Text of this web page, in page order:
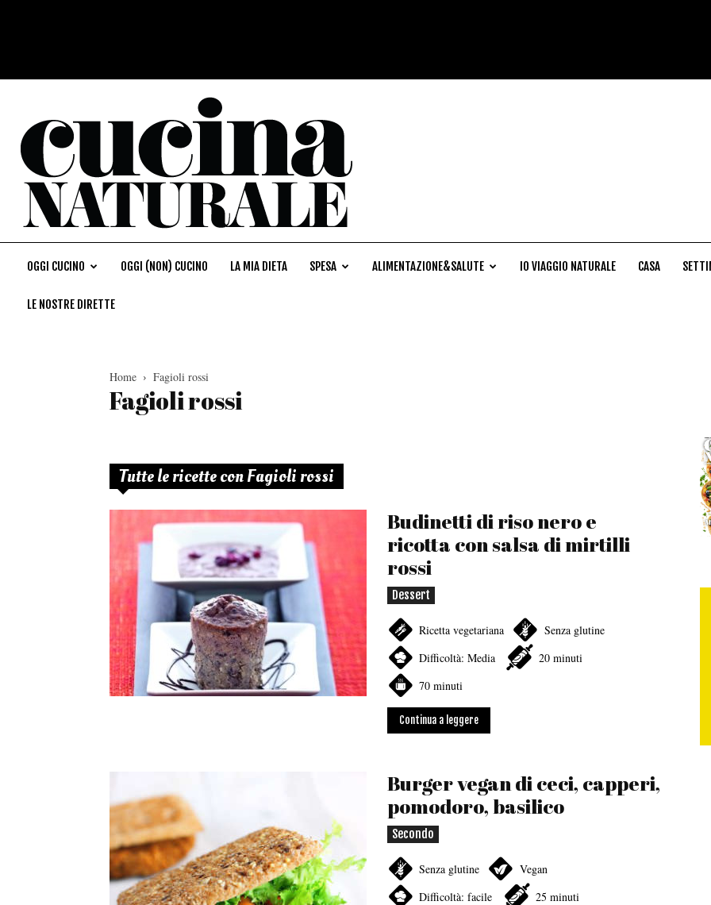
OGGI CUCINO OGGI (NON) CUCINO LA MIA DIETA SPESA ALIMENTAZIONE&SALUTE IO VIAGGIO NATURALE CASA
LE NOSTRE DIRETTE
Home Fagioli rossi
Fagioli rossi
Tutte le ricette con Fagioli rossi
Budinetti di riso nero e
ricotta con salsa di mirtilli
rossi
Dessert
Ricetta vegetariana
Senza glutine
Difficoltà: Media
20 minuti
70 minuti
Continua a leggere
Burger vegan di ceci, capperi,
pomodoro, basilico
Secondo
Senza glutine
Vegan
Difficoltà: facile
25 minuti